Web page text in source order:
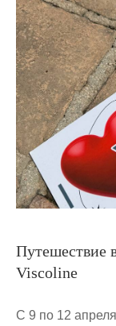
Путешествие
Viscoline
С 9 по 12